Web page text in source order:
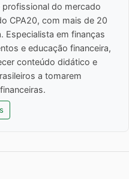
profissional do mercado
CPA20, com mais de 20
Especialista em finanças
e educação financeira,
conteúdo didático e
a tomarem